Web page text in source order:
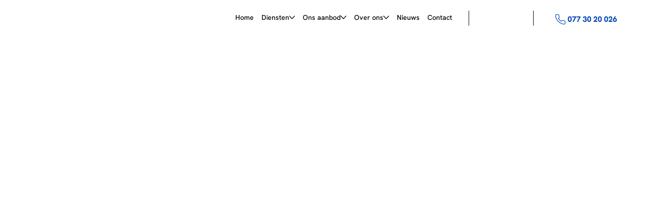
Home Diensten Ons aanbod Over ons Nieuws Contact